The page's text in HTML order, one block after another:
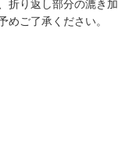
折り返し部分の漉き加
ご了承ください。